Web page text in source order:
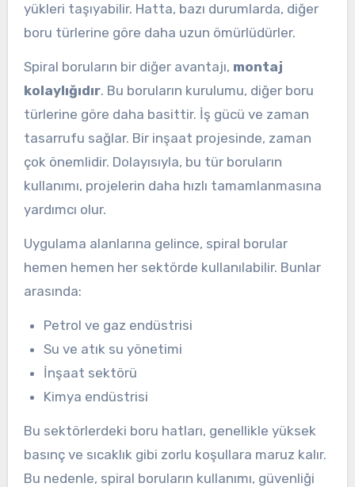
yükleri taşıyabilir. Hatta, bazı durumlarda, diğer
boru türlerine göre daha uzun ömürlüdürler.
Spiral boruların bir diğer avantajı, montaj
kolaylığıdır. Bu boruların kurulumu, diğer boru
türlerine göre daha basittir. İş gücü ve zaman
tasarrufu sağlar. Bir inşaat projesinde, zaman
çok önemlidir. Dolayısıyla, bu tür boruların
kullanımı, projelerin daha hızlı tamamlanmasına
yardımcı olur.
Uygulama alanlarına gelince, spiral borular
hemen hemen her sektörde kullanılabilir. Bunlar
arasında:
Petrol ve gaz endüstrisi
Su ve atık su yönetimi
İnşaat sektörü
Kimya endüstrisi
Bu sektörlerdeki boru hatları, genellikle yüksek
basınç ve sıcaklık gibi zorlu koşullara maruz kalır.
Bu nedenle, spiral boruların kullanımı, güvenliği